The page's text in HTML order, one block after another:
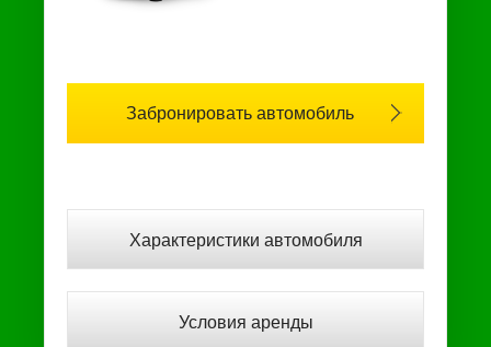
Забронировать автомобиль
Характеристики автомобиля
Условия аренды